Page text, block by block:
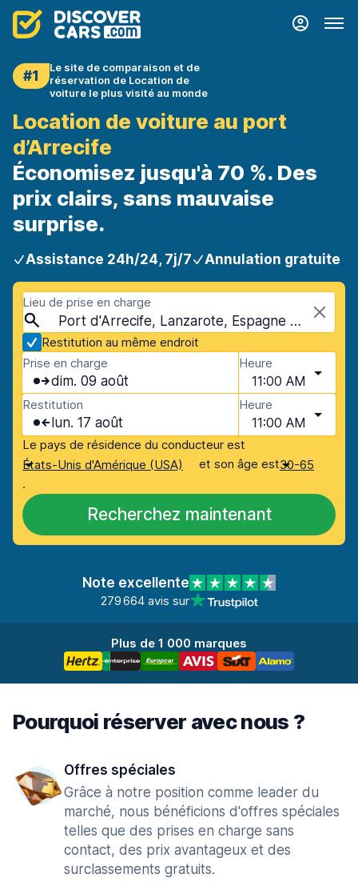
#1
Le site de comparaison et de
réservation de Location de
voiture le plus visité au monde
Location de voiture au port
d’Arrecife
Économisez jusqu'à 70 %. Des
prix clairs, sans mauvaise
surprise.
Assistance 24h/24, 7j/7 Annulation gratuite
Lieu de prise en charge
Port d'Arrecife, Lanzarote, Espagne - Îles Canaries
Restitution au même endroit
Prise en charge
dim. 09 août
Heure
11:00 AM
Restitution
lun. 17 août
Heure
11:00 AM
Le pays de résidence du conducteur est
États-Unis d'Amérique (USA)
et son âge est30-65
.
Recherchez maintenant
Note excellente
279 664 avis sur
Plus de 1 000 marques
Pourquoi réserver avec nous ?
Offres spéciales
Grâce à notre position comme leader du
marché, nous bénéficions d'offres spéciales
telles que des prises en charge sans
contact, des prix avantageux et des
surclassements gratuits.